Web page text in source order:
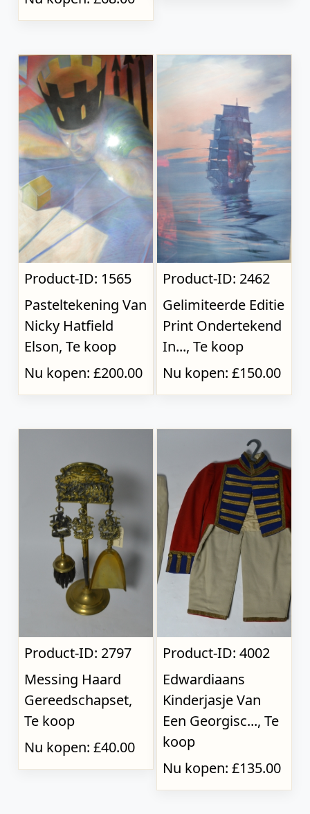
Product-ID: 1565
Pasteltekening Van
Nicky Hatfield
Elson, Te koop
Nu kopen: £200.00
Product-ID: 2462
Gelimiteerde Editie
Print Ondertekend
In..., Te koop
Nu kopen: £150.00
Product-ID: 2797
Messing Haard
Gereedschapset,
Te koop
Nu kopen: £40.00
Product-ID: 4002
Edwardiaans
Kinderjasje Van
Een Georgisc..., Te
koop
Nu kopen: £135.00